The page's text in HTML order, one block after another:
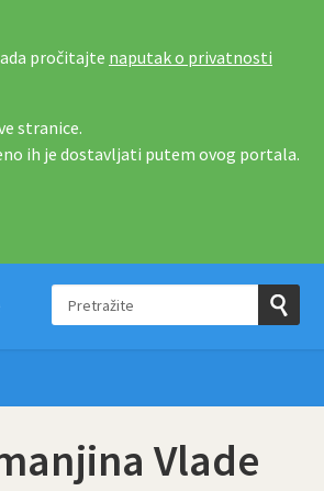
pročitajte naputak o privatnosti
stranice.
ih je dostavljati putem ovog portala.
Pretražite
Pošaljite
Vlade